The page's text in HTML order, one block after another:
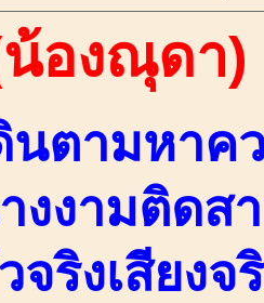
องณุดา)
นตามหาค
งงามติดส
จริงเสียง